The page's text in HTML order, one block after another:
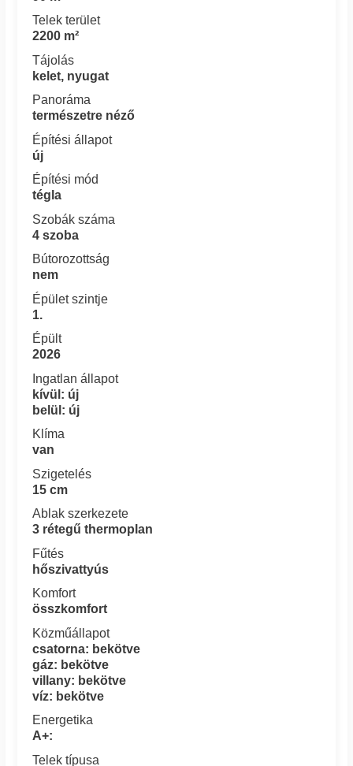
Telek terület
2200 m²
Tájolás
kelet, nyugat
Panoráma
természetre néző
Építési állapot
új
Építési mód
tégla
Szobák száma
4 szoba
Bútorozottság
nem
Épület szintje
1.
Épült
2026
Ingatlan állapot
kívül: új
belül: új
Klíma
van
Szigetelés
15 cm
Ablak szerkezete
3 rétegű thermoplan
Fűtés
hőszivattyús
Komfort
összkomfort
Közműállapot
csatorna: bekötve
gáz: bekötve
villany: bekötve
víz: bekötve
Energetika
A+:
Telek típusa